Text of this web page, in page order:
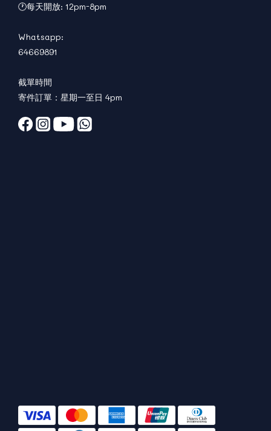
🕐每天開放: 12pm-8pm
Whatsapp:
64669891
截單時間
寄件訂單：星期一至日 4pm